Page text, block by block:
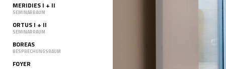
MERIDIES I + II
SEMINARRAUM
ORTUS I + II
SEMINARRAUM
BOREAS
BESPRECHUNGSRAUM
FOYER